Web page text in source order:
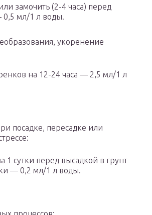
замочить (2-4 часа) перед
мл/1 л воды.
укоренение
на 12-24 часа — 2,5 мл/1 л
посадке, пересадке или
1 сутки перед высадкой в грунт
— 0,2 мл/1 л воды.